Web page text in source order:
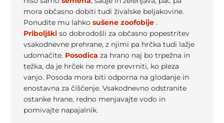
mora občasno dobiti tudi živalske beljakovine.
Ponudite mu lahkosušene zoofobije .
Priboljški so dobrodošli za občasno popestritev
vsakodnevne prehrane, z njimi pa hrčka tudi lažje
udomačite. Posodica za hrano naj bo trpežna in
težka, da je hrček ne more prevrniti, ko pleza
vanjo. Posoda mora biti odporna na glodanje in
enostavna za čiščenje. Vsakodnevno odstranite
ostanke hrane, redno menjavajte vodo in
pomivajte napajalnik.